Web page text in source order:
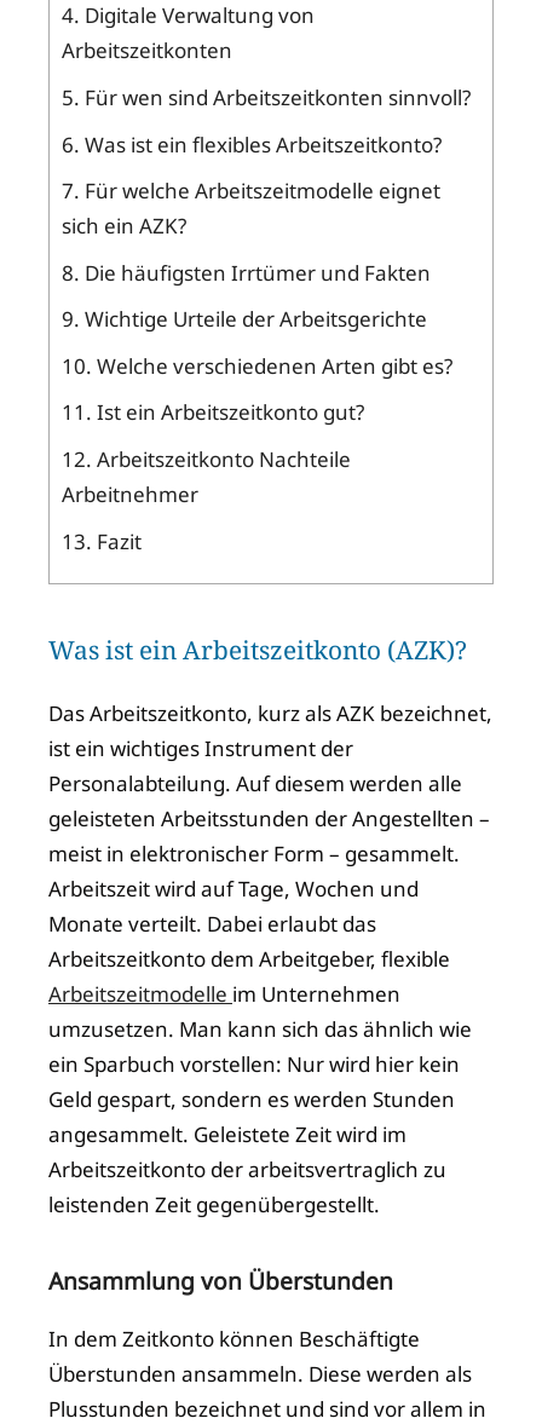
4. Digitale Verwaltung von
Arbeitszeitkonten
5. Für wen sind Arbeitszeitkonten sinnvoll?
6. Was ist ein flexibles Arbeitszeitkonto?
7. Für welche Arbeitszeitmodelle eignet
sich ein AZK?
8. Die häufigsten Irrtümer und Fakten
9. Wichtige Urteile der Arbeitsgerichte
10. Welche verschiedenen Arten gibt es?
11. Ist ein Arbeitszeitkonto gut?
12. Arbeitszeitkonto Nachteile
Arbeitnehmer
13. Fazit
Was ist ein Arbeitszeitkonto (AZK)?
Das Arbeitszeitkonto, kurz als AZK bezeichnet,
ist ein wichtiges Instrument der
Personalabteilung. Auf diesem werden alle
geleisteten Arbeitsstunden der Angestellten –
meist in elektronischer Form – gesammelt.
Arbeitszeit wird auf Tage, Wochen und
Monate verteilt. Dabei erlaubt das
Arbeitszeitkonto dem Arbeitgeber, flexible
Arbeitszeitmodelle im Unternehmen
umzusetzen. Man kann sich das ähnlich wie
ein Sparbuch vorstellen: Nur wird hier kein
Geld gespart, sondern es werden Stunden
angesammelt. Geleistete Zeit wird im
Arbeitszeitkonto der arbeitsvertraglich zu
leistenden Zeit gegenübergestellt.
Ansammlung von Überstunden
In dem Zeitkonto können Beschäftigte
Überstunden ansammeln. Diese werden als
Plusstunden bezeichnet und sind vor allem in